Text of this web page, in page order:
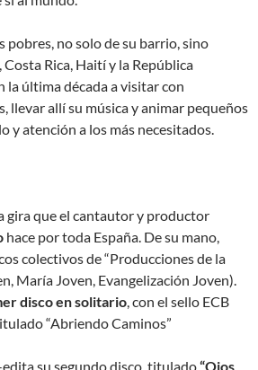
pobres, no solo de su barrio, sino
Rica, Haití y la República
la última década a visitar con
llevar allí su música y animar pequeños
y atención a los más necesitados.
gira que el cantautor y productor
hace por toda España. De su mano,
colectivos de “Producciones de la
María Joven, Evangelización Joven).
disco en solitario, con el sello ECB
“Abriendo Caminos”
edita su segundo disco, titulado“Ojos